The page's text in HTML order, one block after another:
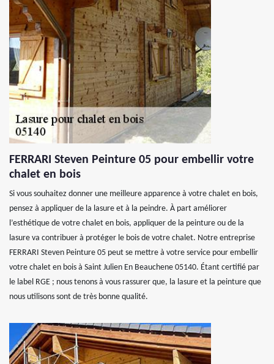
FERRARI Steven Peinture 05 pour embellir votre
chalet en bois
Si vous souhaitez donner une meilleure apparence à votre chalet en bois,
pensez à appliquer de la lasure et à la peindre. À part améliorer
l’esthétique de votre chalet en bois, appliquer de la peinture ou de la
lasure va contribuer à protéger le bois de votre chalet. Notre entreprise
FERRARI Steven Peinture 05 peut se mettre à votre service pour embellir
votre chalet en bois à Saint Julien En Beauchene 05140. Étant certifié par
le label RGE ; nous tenons à vous rassurer que, la lasure et la peinture que
nous utilisons sont de très bonne qualité.